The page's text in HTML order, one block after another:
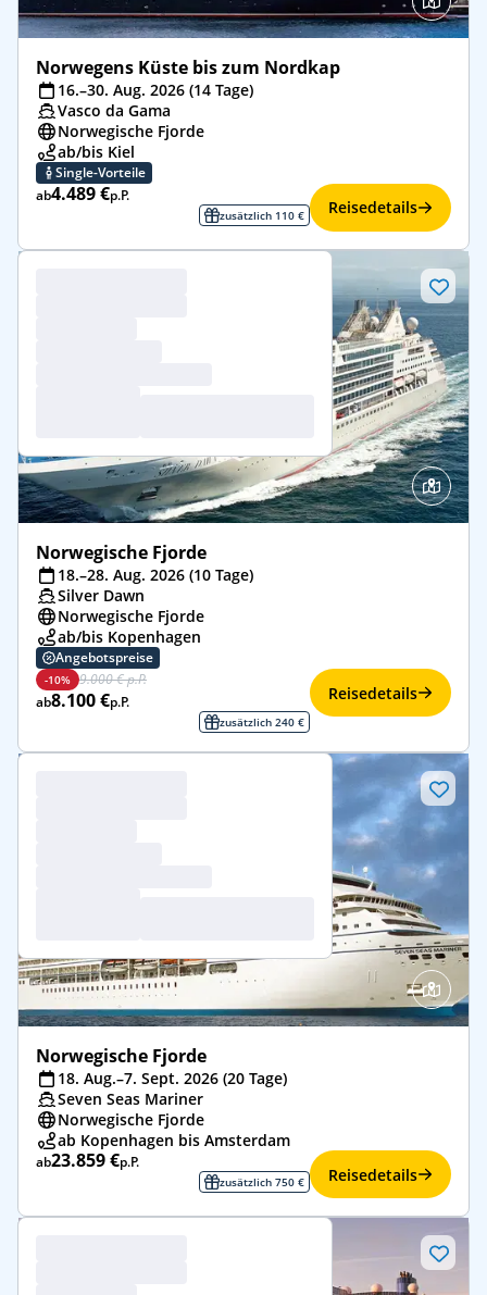
Norwegens Küste bis zum Nordkap
16.–30. Aug. 2026 (14 Tage)
Vasco da Gama
Norwegische Fjorde
ab/bis Kiel
Single-Vorteile
ab4.489 €p.P.
zusätzlich 110 € Reisedetails
Norwegische Fjorde
18.–28. Aug. 2026 (10 Tage)
Silver Dawn
Norwegische Fjorde
ab/bis Kopenhagen
Angebotspreise
-10% 9.000 € p.P.
ab8.100 €p.P.
zusätzlich 240 €
Reisedetails
Norwegische Fjorde
18. Aug.–7. Sept. 2026 (20 Tage)
Seven Seas Mariner
Norwegische Fjorde
ab Kopenhagen bis Amsterdam
ab23.859 €p.P.
zusätzlich 750 € Reisedetails